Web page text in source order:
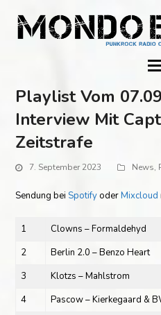
Playlist Vom
Interview Mit
Zeitstrafe
7. September 2023 News,
Sendung bei SpotifyoderMixcloud
1
Clowns – Formaldehyd
2
Berlin 2.0 – Benzo Heart
3
Klotzs – Mahlstrom
4
Pascow – Kierkegaard &